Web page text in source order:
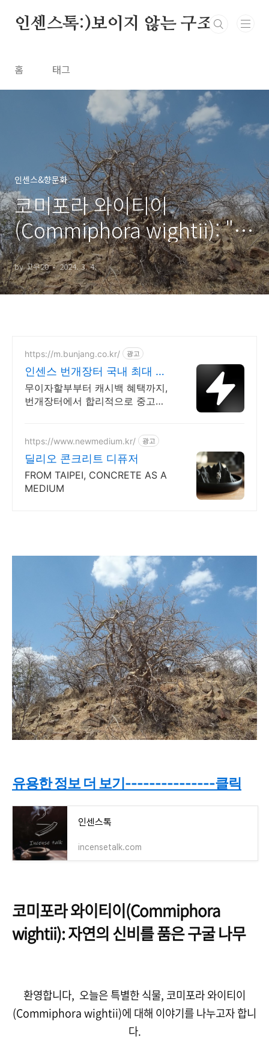
인센스톡:)보이지 않는 구조
홈 태그
인센스&향문화
코미포라 와이티이
(Commiphora wightii): "인
센스 재료로 들여다보는 향의
본질"(6)
by 고우20 2024. 3. 4.
https://m.bunjang.co.kr/ 광고
인센스 번개장터 국내 최대 브
랜드 중고거래
무이자할부부터 캐시백 혜택까지,
번개장터에서 합리적으로 중고거
상의 신규 상품 업로드
https://www.newmedium.kr/ 광고
딜리오 콘크리트 디퓨저
FROM TAIPEI, CONCRETE AS A
MEDIUM
유용한 정보 더 보기---------------클릭
인센스톡
incensetalk.com
코미포라 와이티이(Commiphora
wightii): 자연의 신비를 품은 구굴 나무
환영합니다, 오늘은 특별한 식물, 코미포라 와이티이
(Commiphora wightii)에 대해 이야기를 나누고자 합니
다.